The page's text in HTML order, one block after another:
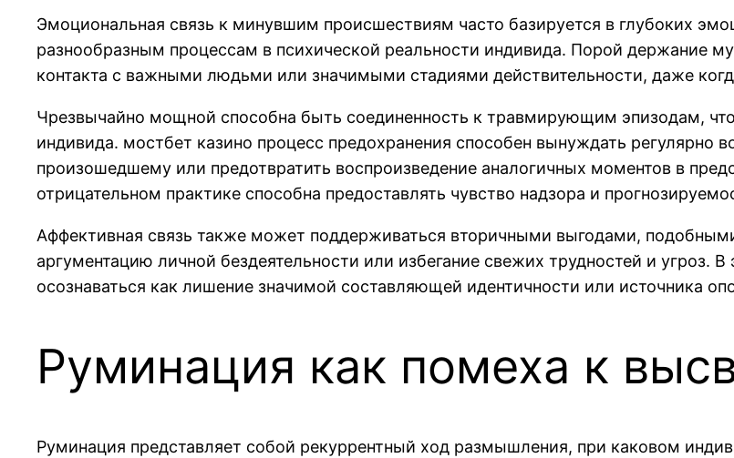
Эмоциональная связь к минувшим происшествиям часто базируется в глубоких
разнообразным процессам в психической реальности индивида. Порой держание
контакта с важными людьми или значимыми стадиями действительности, даже
Чрезвычайно мощной способна быть соединенность к травмирующим эпизодам,
индивида. мостбет казино процесс предохранения способен вынуждать регулярно
произошедшему или предотвратить воспроизведение аналогичных моментов в
отрицательном практике способна предоставлять чувство надзора и
Аффективная связь также может поддерживаться вторичными выгодами,
аргументацию личной бездеятельности или избегание свежих трудностей и угроз.
осознаваться как лишение значимой составляющей идентичности или источника
Руминация как помеха к
Руминация представляет собой рекуррентный ход размышления, при каковом